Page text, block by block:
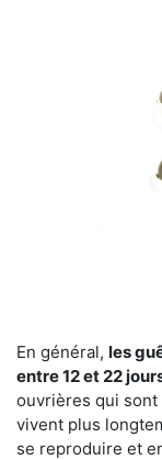
En général, les
entre 12 et 22
ouvrières qui sont
vivent plus
se reproduire et